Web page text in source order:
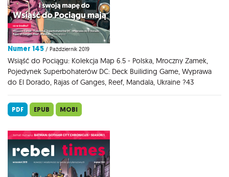
Numer 145 / Październik 2019
Wsiąść do Pociągu: Kolekcja Map 6.5 - Polska, Mroczny Zamek,
Pojedynek Superbohaterów DC: Deck Builiding Game, Wyprawa
do El Dorado, Rajas of Ganges, Reef, Mandala, Ukraine ?43
PDF EPUB MOBI